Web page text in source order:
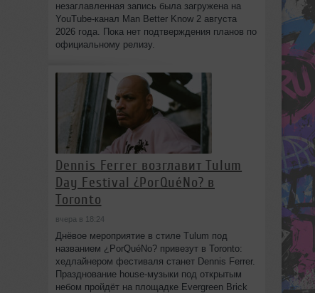
незаглавленная запись была загружена на
YouTube-канал Man Better Know 2 августа
2026 года. Пока нет подтверждения планов по
официальному релизу.
Dennis Ferrer возглавит Tulum
Day Festival ¿PorQuéNo? в
Toronto
вчера в 18:24
Днёвое мероприятие в стиле Tulum под
названием ¿PorQuéNo? привезут в Toronto:
хедлайнером фестиваля станет Dennis Ferrer.
Празднование house-музыки под открытым
небом пройдёт на площадке Evergreen Brick